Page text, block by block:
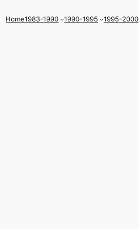
Home1983-1990 1990-1995 1995-2000